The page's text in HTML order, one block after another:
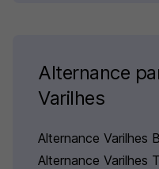
Alternance
Varilhes
Alternance Varilhes
Alternance Varilhes